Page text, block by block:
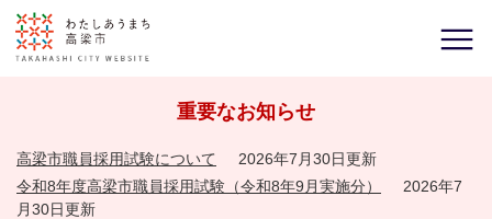
重要なお知らせ
高梁市職員採用試験について
2026年7月30日更新
令和8年度高梁市職員採用試験（令和8年9月実施分）
2026年7
月30日更新